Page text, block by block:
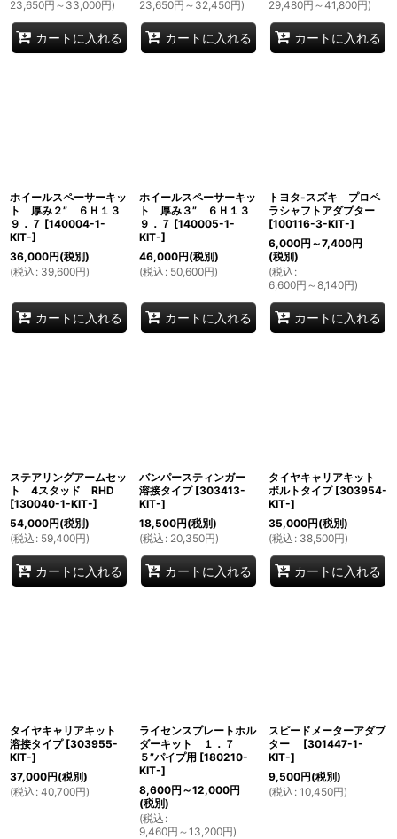
23,650円 ～33,000円)
カートに入れる
23,650円 ～32,450円)
カートに入れる
29,480円 ～41,800円)
カートに入れる
ホイールスペーサーキッ
ト 厚み２” ６Ｈ１３
９．７ [140004-1-
KIT-]
36,000円(税別)
(税込 : 39,600円)
カートに入れる
ホイールスペーサーキッ
ト 厚み３” ６Ｈ１３
９．７ [140005-1-
KIT-]
46,000円(税別)
(税込 : 50,600円)
カートに入れる
トヨタ-スズキ プロペ
ラシャフトアダプター
[100116-3-KIT-]
6,000円 ～7,400円
(税別)
(税込 :
6,600円 ～8,140円)
カートに入れる
ステアリングアームセッ
ト 4スタッド RHD
[130040-1-KIT-]
54,000円(税別)
(税込 : 59,400円)
カートに入れる
バンパースティンガー
溶接タイプ [303413-
KIT-]
18,500円(税別)
(税込 : 20,350円)
カートに入れる
タイヤキャリアキット
ボルトタイプ [303954-
KIT-]
35,000円(税別)
(税込 : 38,500円)
カートに入れる
タイヤキャリアキット
溶接タイプ [303955-
KIT-]
37,000円(税別)
(税込 : 40,700円)
ライセンスプレートホル
ダーキット １．７
５”パイプ用 [180210-
KIT-]
8,600円 ～12,000円
(税別)
(税込 :
9,460円 ～13,200円)
スピードメーターアダプ
ター
[301447-1-
KIT-]
9,500円(税別)
(税込 : 10,450円)